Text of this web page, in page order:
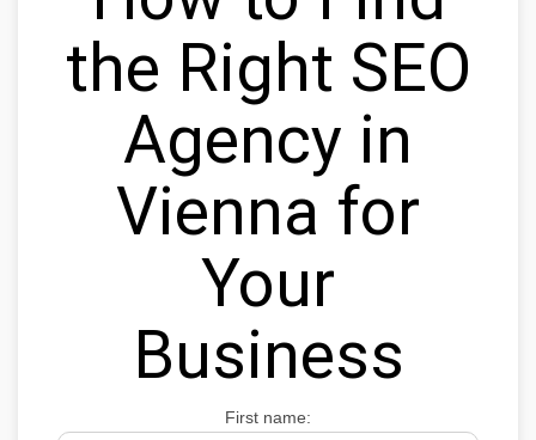
the Right SEO
Agency in
Vienna for
Your
Business
First name: